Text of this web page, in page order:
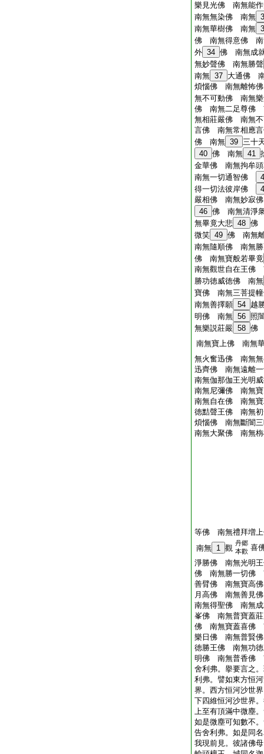
樂見光佛 南無能
南無無染佛 南無
南無華樹佛 南無
佛 南無得意佛 南
外 34 佛 南無成
無妙聲佛 南無勝聲
南無 37 大通佛
煩惱佛 南無離怖
無不可動佛 南無
佛 南無二足尊佛
無相莊嚴佛 南無
言佛 南無常相應
佛 南無 39 三十
40 佛 南無 41
金華佛 南無拘牟
南無一切通智佛
得一切法彼岸佛
嚴相佛 南無妙寂
46 佛 南無清淨
無畢竟大悲 48 佛
微笑 49 佛 南無
南無隨順佛 南無
佛 南無寶般若畢竟
南無觀世自在王佛
勝功徳威徳佛 南無
寶佛 南無三菩提
南無善擇願 54 越
明佛 南無 56 照
無樂説莊嚴 58 佛
南無寶上佛 南無
無火奮迅佛 南無
迅齊佛 南無遠離一
南無伽那伽王光明
南無尼彌佛 南無
南無自在佛 南無寶
徳黠聲王佛 南無初
煩惱佛 南無斷闇
南無大聚佛 南無
等佛 南無禮拜増
南無 1 觀
丹郷
本歡 喜
淨勝佛 南無光明
佛 南無勝一切佛
善臂佛 南無寶高
月高佛 南無善見
南無得聖佛 南無
峯佛 南無普寶蓋
佛 南無寶蓋喜佛
樂日佛 南無普賢
徳勝王佛 南無功
明佛 南無普香佛
舍利弗。擧要言之
利弗。譬如東方恒
界。西方恒河沙世
下四維恒河沙世界
上至有頂滿中微塵
如是微塵可知數不
告舍利弗。如是同
我現前見。彼諸佛